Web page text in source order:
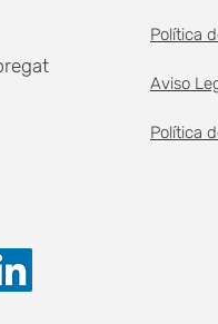
Política
Aviso
Política